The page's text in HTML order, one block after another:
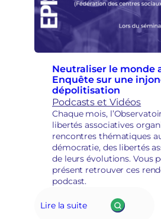
Neutraliser le monde
Enquête sur une
dépolitisation
Podcasts et Vidéos
Chaque mois,
libertés associatives
rencontres thématiques
démocratie, des libertés
de leurs évolutions. Vous
présent retrouver ces
podcast.
Lire la suite